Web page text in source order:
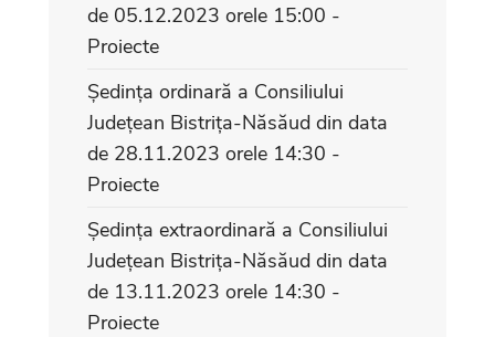
de 05.12.2023 orele 15:00 -
Proiecte
Ședința ordinară a Consiliului
Județean Bistrița-Năsăud din data
de 28.11.2023 orele 14:30 -
Proiecte
Ședința extraordinară a Consiliului
Județean Bistrița-Năsăud din data
de 13.11.2023 orele 14:30 -
Proiecte